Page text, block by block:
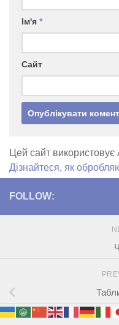
Ім'я *
Сайт
Цей сайт
Дізнайтеся, як
FOLLOW: